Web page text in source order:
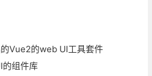
Vue2的web UI工具套件
组件库